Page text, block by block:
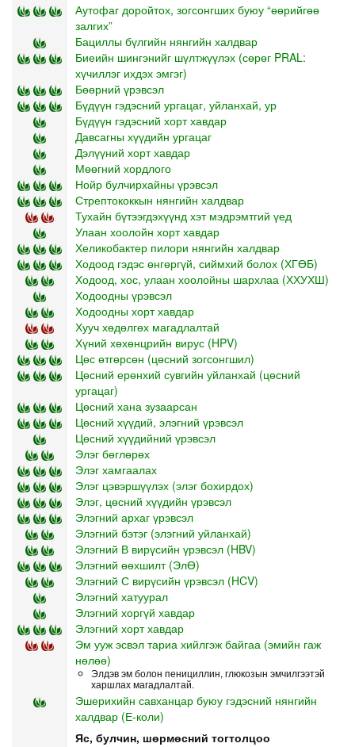
Аутофаг доройтох, зогсонгших буюу “өөрийгөө
залгих”
Бациллы бүлгийн нянгийн халдвар
Биеийн шингэнийг шүлтжүүлэх (сөрөг PRAL:
хүчиллэг ихдэх эмгэг)
Бөөрний үрэвсэл
Бүдүүн гэдэсний ургацаг, уйланхай, ур
Бүдүүн гэдэсний хорт хавдар
Давсагны хүүдийн ургацаг
Дэлүүний хорт хавдар
Мөөгний хордлого
Нойр булчирхайны үрэвсэл
Стрептококкын нянгийн халдвар
Тухайн бүтээгдэхүүнд хэт мэдрэмтгий үед
Улаан хоолойн хорт хавдар
Хеликобактер пилори нянгийн халдвар
Ходоод гэдэс өнгөргүй, сиймхий болох (ХГӨБ)
Ходоод, хос, улаан хоолойны шархлаа (ХХУХШ)
Ходоодны үрэвсэл
Ходоодны хорт хавдар
Хууч хөдөлгөх магадлалтай
Хүний хөхөнцрийн вирус (HPV)
Цөс өтгөрсөн (цөсний зогсонгшил)
Цөсний ерөнхий сувгийн уйланхай (цөсний
ургацаг)
Цөсний хана зузаарсан
Цөсний хүүдий, элэгний үрэвсэл
Цөсний хүүдийний үрэвсэл
Элэг бөглөрөх
Элэг хамгаалах
Элэг цэвэршүүлэх (элэг бохирдох)
Элэг, цөсний хүүдийн үрэвсэл
Элэгний архаг үрэвсэл
Элэгний бэтэг (элэгний уйланхай)
Элэгний В вирүсийн үрэвсэл (HBV)
Элэгний өөхшилт (ЭлӨ)
Элэгний С вирүсийн үрэвсэл (HCV)
Элэгний хатуурал
Элэгний хоргүй хавдар
Элэгний хорт хавдар
Эм ууж эсвэл тариа хийлгэж байгаа (эмийн гаж
нөлөө)
Элдэв эм болон пенициллин, глюкозын эмчилгээтэй
харшлах магадлалтай.
Эшерихийн савханцар буюу гэдэсний нянгийн
халдвар (Е-коли)
Яс, булчин, шөрмөсний тогтолцоо